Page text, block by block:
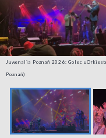
Juwenalia Poznań 2026: Golec
Poznań)